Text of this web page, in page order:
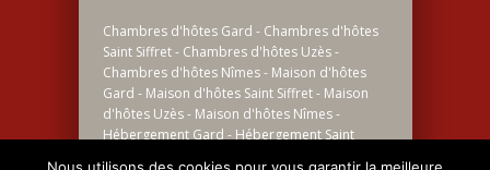
Chambres d'hôtes Gard - Chambres d'hôtes
Saint Siffret - Chambres d'hôtes Uzès -
Chambres d'hôtes Nîmes - Maison d'hôtes
Gard - Maison d'hôtes Saint Siffret - Maison
d'hôtes Uzès - Maison d'hôtes Nîmes -
Hébergement Gard - Hébergement Saint